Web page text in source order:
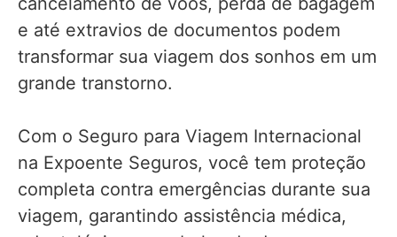
e até extravios de documentos podem
transformar sua viagem dos sonhos em um
grande transtorno.
Com o Seguro para Viagem Internacional
na Expoente Seguros, você tem proteção
completa contra emergências durante sua
viagem, garantindo assistência médica,